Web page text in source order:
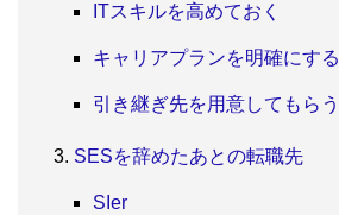
ITスキルを高めておく
キャリアプランを明確にする
引き継ぎ先を用意してもらう
SESを辞めたあとの転職先
SIer